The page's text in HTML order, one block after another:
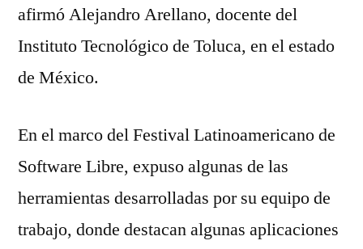
afirmó Alejandro Arellano, docente del
Instituto Tecnológico de Toluca, en el estado
de México.
En el marco del Festival Latinoamericano de
Software Libre, expuso algunas de las
herramientas desarrolladas por su equipo de
trabajo, donde destacan algunas aplicaciones